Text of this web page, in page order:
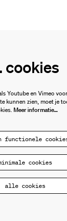
cookies
Youtube en Vimeo
kunnen zien, moet je
Meer informatie…
functionele
cookies
alle cookies